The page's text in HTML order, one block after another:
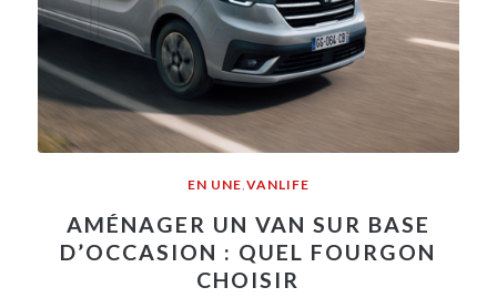
EN UNE VANLIFE
AMÉNAGER UN VAN SUR BASE
D’OCCASION : QUEL FOURGON
CHOISIR